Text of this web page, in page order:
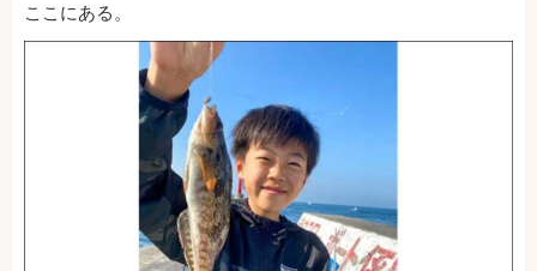
ここにある。